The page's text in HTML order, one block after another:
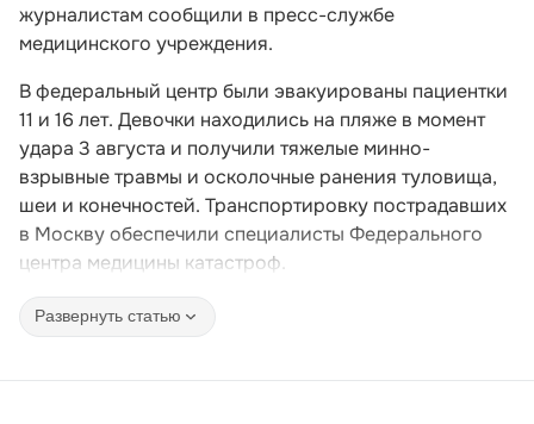
журналистам сообщили в пресс-службе
медицинского учреждения.
В федеральный центр были эвакуированы пациентки
11 и 16 лет. Девочки находились на пляже в момент
удара 3 августа и получили тяжелые минно-
взрывные травмы и осколочные ранения туловища,
шеи и конечностей. Транспортировку пострадавших
в Москву обеспечили специалисты Федерального
центра медицины катастроф.
Развернуть статью